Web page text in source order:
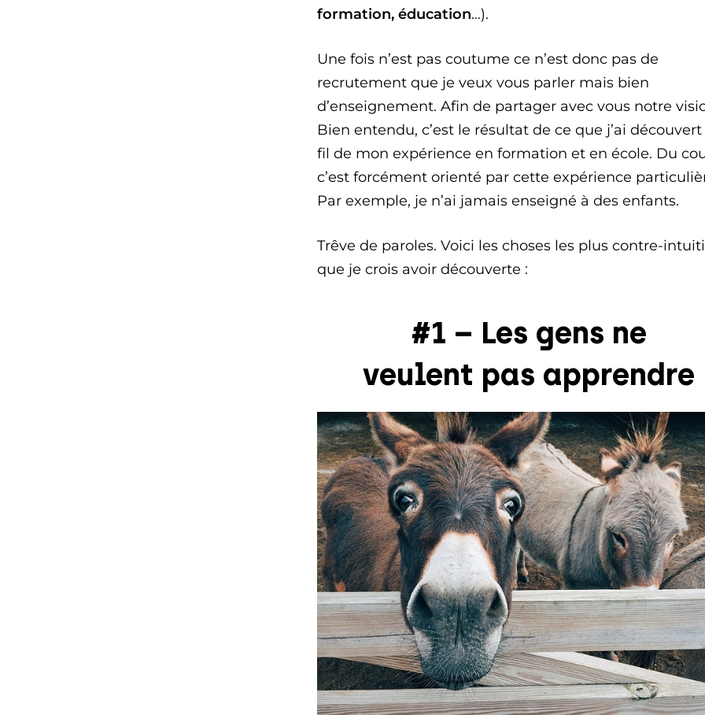
formation, éducation…).
Une fois n’est pas coutume ce n’est donc pas de
recrutement que je veux vous parler mais bien
d’enseignement. Afin de partager avec vous notre
Bien entendu, c’est le résultat de ce que j’ai
fil de mon expérience en formation et en école. Du
c’est forcément orienté par cette expérience
Par exemple, je n’ai jamais enseigné à des enfants.
Trêve de paroles. Voici les choses les plus contre-
que je crois avoir découverte :
#1 – Les gens ne
veulent pas apprendre